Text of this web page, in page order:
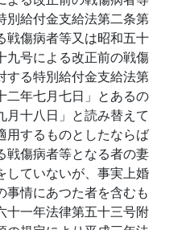
別給付金支給法第二条第
戦傷病者等又は昭和五十
九号による改正前の戦傷
する特別給付金支給法第
二年七月七日」とあるの
月十八日」と読み替えて
用するものとしたならば
戦傷病者等となる者の妻
していないが、事実上婚
事情にあつた者を含むも
十一年法律第五十三号附